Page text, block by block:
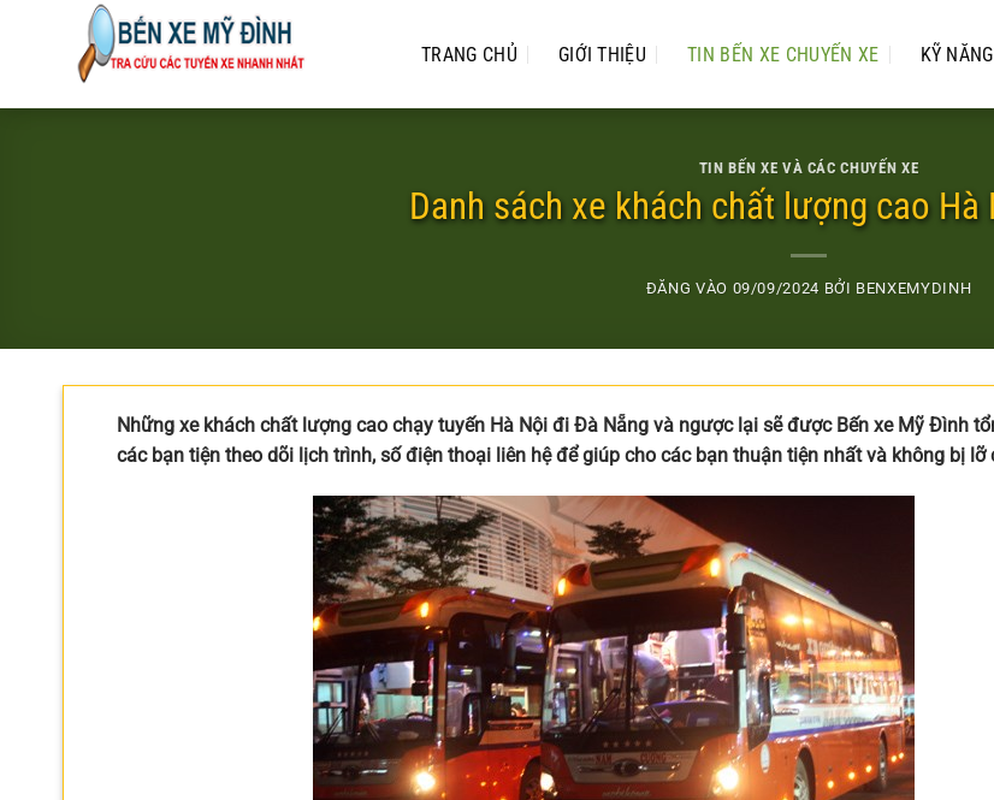
dung
TRANG CHỦ GIỚI THIỆU TIN BẾN XE CHUYẾN XE KỸ
TIN BẾN XE VÀ CÁC CHUYẾN XE
Danh sách xe khách chất lượng cao
ĐĂNG VÀO 09/09/2024 BỞI BENXEMYDINH
Những xe khách chất lượng cao chạy tuyến Hà Nội đi Đà Nẵng và ngược lại sẽ được Bến xe Mỹ Đình
các bạn tiện theo dõi lịch trình, số điện thoại liên hệ để giúp cho các bạn thuận tiện nhất và không bị lỡ